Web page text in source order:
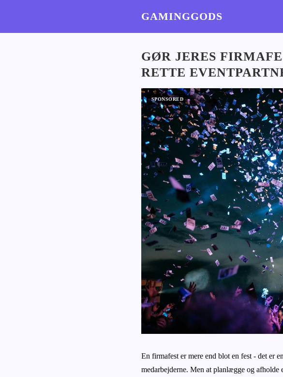
GAMINGGODS
GØR JERES
RETTE
En firmafest er mere end blot en fest - det er
medarbejderne. Men at planlægge og afholde